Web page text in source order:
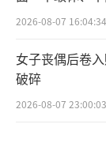
2026-08-07 16:04:34
女子丧偶后卷
破碎
2026-08-07 23:00:03